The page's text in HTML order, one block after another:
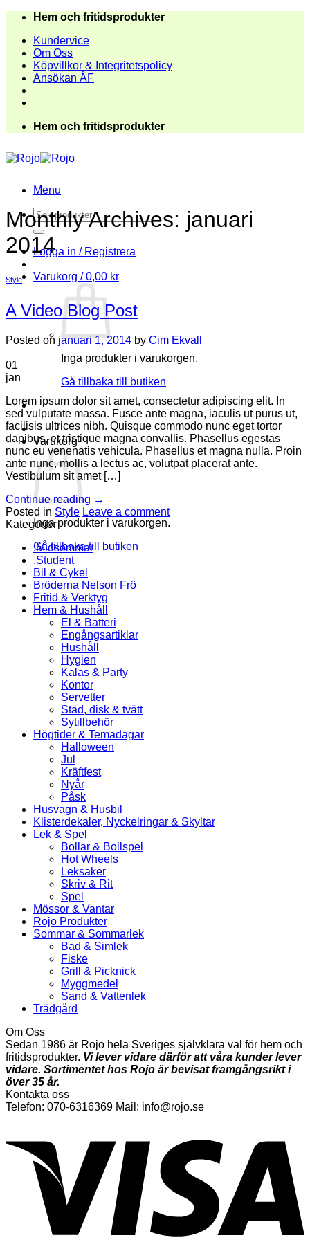
Skip
content
Hem och fritidsprodukter
Kundervice
Om Oss
Köpvillkor & Integritetspolicy
Ansökan ÅF
Hem och fritidsprodukter
Menu
Sök
efter:
Logga in / Registrera
Varukorg /0,00 kr
Inga produkter i varukorgen.
Gå tillbaka till butiken
Varukorg
Inga produkter i varukorgen.
Gå tillbaka till butiken
Monthly Archives: januari
2014
Style
A Video Blog Post
Posted on januari 1, 2014 by Cim Ekvall
01
jan
Lorem ipsum dolor sit amet, consectetur adipiscing elit. In
sed vulputate massa. Fusce ante magna, iaculis ut purus ut,
facilisis ultrices nibh. Quisque commodo nunc eget tortor
dapibus, et tristique magna convallis. Phasellus egestas
nunc eu venenatis vehicula. Phasellus et magna nulla. Proin
ante nunc, mollis a lectus ac, volutpat placerat ante.
Vestibulum sit amet […]
Continue reading →
Posted in Style Leave a comment
Kategorier
.Midsommar
.Student
Bil & Cykel
Bröderna Nelson Frö
Fritid & Verktyg
Hem & Hushåll
El & Batteri
Engångsartiklar
Hushåll
Hygien
Kalas & Party
Kontor
Servetter
Städ, disk & tvätt
Sytillbehör
Högtider & Temadagar
Halloween
Jul
Kräftfest
Nyår
Påsk
Husvagn & Husbil
Klisterdekaler, Nyckelringar & Skyltar
Lek & Spel
Bollar & Bollspel
Hot Wheels
Leksaker
Skriv & Rit
Spel
Mössor & Vantar
Rojo Produkter
Sommar & Sommarlek
Bad & Simlek
Fiske
Grill & Picknick
Myggmedel
Sand & Vattenlek
Trädgård
Om Oss
Sedan 1986 är Rojo hela Sveriges självklara val för hem och
fritidsprodukter. Vi lever vidare därför att våra kunder lever
vidare. Sortimentet hos Rojo är bevisat framgångsrikt i
över 35 år.
Kontakta oss
Telefon: 070-6316369 Mail: info@rojo.se